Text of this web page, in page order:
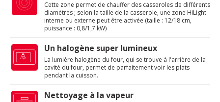
Cette zone permet de chauffer des casseroles de différents
diamètres ; selon la taille de la casserole, une zone HiLight
interne ou externe peut être activée (taille : 12/18 cm,
puissance : 0,8/1,7 kW)
Un halogène super lumineux
La lumière halogène du four, qui se trouve à l'arrière de la
cavité du four, permet de parfaitement voir les plats
pendant la cuisson.
Nettoyage à la vapeur